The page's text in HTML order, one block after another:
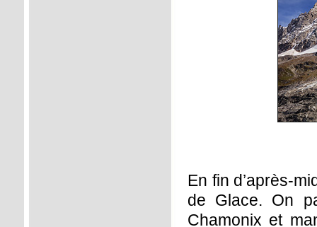
En fin d’après-
de Glace. On
Chamonix et